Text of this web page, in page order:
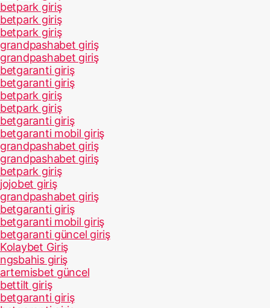
betpark giriş
betpark giriş
betpark giriş
grandpashabet giriş
grandpashabet giriş
betgaranti giriş
betgaranti giriş
betpark giriş
betpark giriş
betgaranti giriş
betgaranti mobil giriş
grandpashabet giriş
grandpashabet giriş
betpark giriş
jojobet giriş
grandpashabet giriş
betgaranti giriş
betgaranti mobil giriş
betgaranti güncel giriş
Kolaybet Giriş
ngsbahis giriş
artemisbet güncel
bettilt giriş
betgaranti giriş